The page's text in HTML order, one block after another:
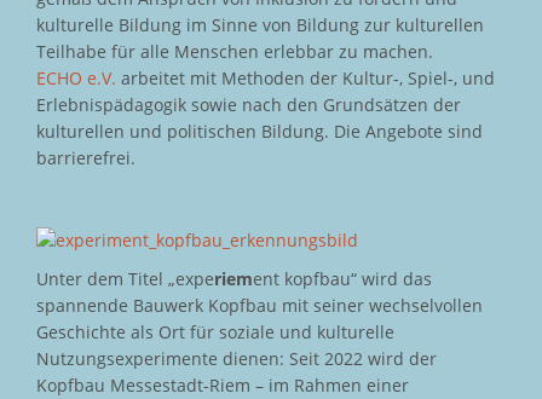
kulturelle Bildung im Sinne von Bildung zur kulturellen
Teilhabe für alle Menschen erlebbar zu machen.
ECHO e.V. arbeitet mit Methoden der Kultur-, Spiel-, und
Erlebnispädagogik sowie nach den Grundsätzen der
kulturellen und politischen Bildung. Die Angebote sind
barrierefrei.
Unter dem Titel „experiement kopfbau“ wird das
spannende Bauwerk Kopfbau mit seiner wechselvollen
Geschichte als Ort für soziale und kulturelle
Nutzungsexperimente dienen: Seit 2022 wird der
Kopfbau Messestadt-Riem – im Rahmen einer